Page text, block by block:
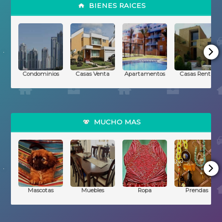
Georgia
Guatemala
Honduras
Nicaragua
North Carolina
BIENES RAICES
Condominios Casas Venta Apartamentos Casas Renta
MUCHO MAS
Mascotas Muebles Ropa Prendas